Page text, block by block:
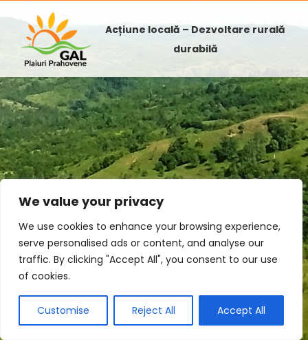
We value your privacy
We use cookies to enhance your browsing experience,
serve personalised ads or content, and analyse our
traffic. By clicking "Accept All", you consent to our use
of cookies.
Customise Reject All Accept All
Acțiune locală – Dezvoltare rurală
durabilă